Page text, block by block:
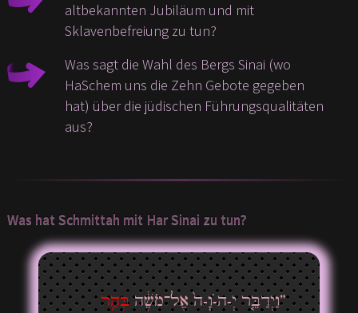
altbekannten Jubiläum und mit
Sklavenbefreiung zu tun?
Was sagt die Wahl des Bergs Sinai (wo
HaSchem uns die Zehn Gebote gegeben
hat) über die jüdischen Führungsqualitäten
aus?
Was hat Schmittah mit Har Sinai zu tun?
”וַיְדַבֵּ֤ר יְ-ה-ֹוָ-ה֙ אֶל־מֹשֶׁ֔הבְּהַ֥ר